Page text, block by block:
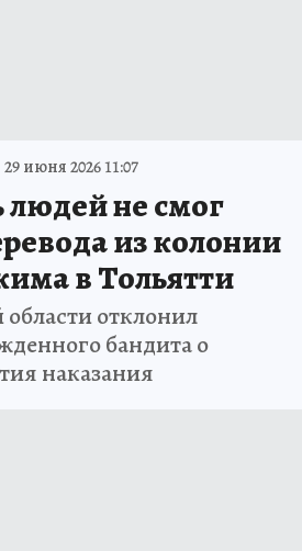
29 июня 2026 11:07
не смог
из колонии
в Тольятти
отклонил
бандита о
наказания